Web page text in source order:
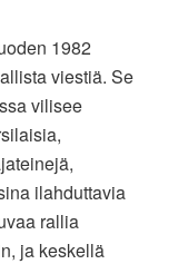
1982
viestiä. Se
vilisee
ilahduttavia
rallia
ja keskellä